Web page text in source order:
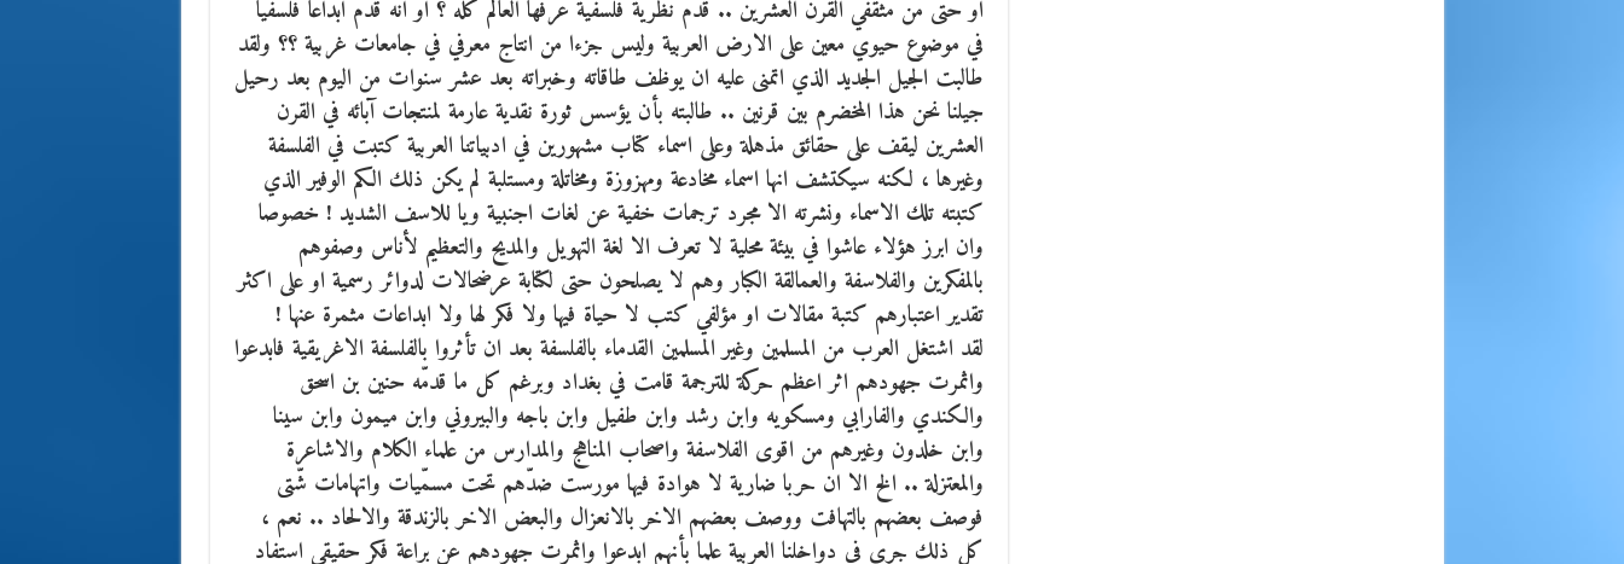
او حتى من مثقفي القرن العشرين .. قدّم نظرية فلسفية عرفها العالم كله ؟ او انه قدّم ابداعا فلسفيا
في موضوع حيوي معين على الارض العربية وليس جزءا من انتاج معرفي في جامعات غربية ؟؟ ولقد
طالبت الجيل الجديد الذي اتمنى عليه ان يوظف طاقاته وخبراته بعد عشر سنوات من اليوم بعد رحيل
جيلنا نحن هذا المخضرم بين قرنين .. طالبته بأن يؤسس ثورة نقدية عارمة لمنتجات آبائه في القرن
العشرين ليقف على حقائق مذهلة وعلى اسماء كتاب مشهورين في ادبياتنا العربية كتبت في الفلسفة
وغيرها ، لكنه سيكتشف انها اسماء مخادعة ومهزوزة ومخاتلة ومستلبة لم يكن ذلك الكم الوفير الذي
كتبته تلك الاسماء ونشرته الا مجرد ترجمات خفية عن لغات اجنبية ويا للاسف الشديد ! خصوصا
وان ابرز هؤلاء عاشوا في بيئة محلية لا تعرف الا لغة التهويل والمديح والتعظيم لأناس وصفوهم
بالمفكرين والفلاسفة والعمالقة الكبار وهم لا يصلحون حتى لكتابة عرضحالات لدوائر رسمية او على اكثر
تقدير اعتبارهم كتبة مقالات او مؤلفي كتب لا حياة فيها ولا فكر لها ولا ابداعات مثمرة عنها !
لقد اشتغل العرب من المسلمين وغير المسلمين القدماء بالفلسفة بعد ان تأثروا بالفلسفة الاغريقية فابدعوا
واثمرت جهودهم اثر اعظم حركة للترجمة قامت في بغداد وبرغم كل ما قدمّه حنين بن اسحق
والكندي والفارابي ومسكويه وابن رشد وابن طفيل وابن باجه والبيروني وابن ميمون وابن سينا
وابن خلدون وغيرهم من اقوى الفلاسفة واصحاب المناهج والمدارس من علماء الكلام والاشاعرة
والمعتزلة .. الخ الا ان حربا ضارية لا هوادة فيها مورست ضدّهم تحت مسمّيات واتهامات شّتى
فوصف بعضهم بالتهافت ووصف بعضهم الاخر بالانعزال والبعض الاخر بالزندقة والالحاد .. نعم ،
كل ذلك جرى في دواخلنا العربية علما بأنهم ابدعوا واثمرت جهودهم عن براعة فكر حقيقي استفاد